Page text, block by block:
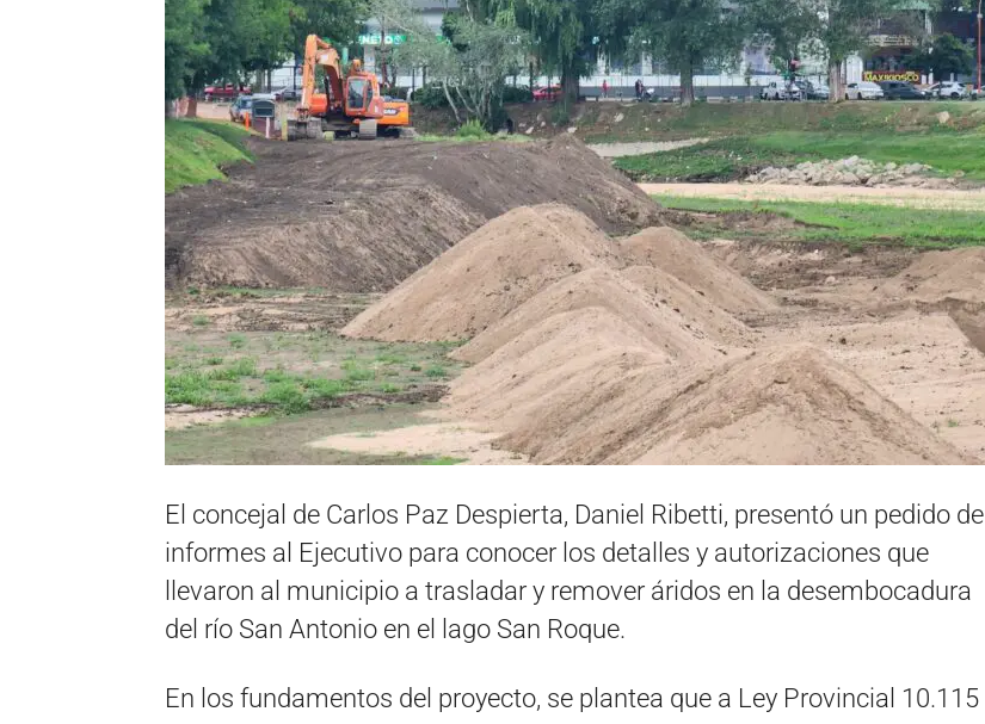
El concejal de Carlos Paz Despierta, Daniel Ribetti, presentó un pedido de
informes al Ejecutivo para conocer los detalles y autorizaciones que
llevaron al municipio a trasladar y remover áridos en la desembocadura
del río San Antonio en el lago San Roque.
En los fundamentos del proyecto, se plantea que a Ley Provincial 10.115